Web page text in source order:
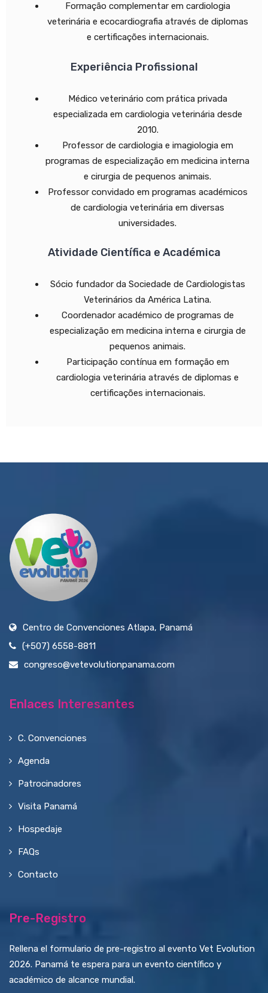
Formação complementar em cardiologia
veterinária e ecocardiografia através de diplomas
e certificações internacionais.
Experiência Profissional
Médico veterinário com prática privada
especializada em cardiologia veterinária desde
2010.
Professor de cardiologia e imagiologia em
programas de especialização em medicina interna
e cirurgia de pequenos animais.
Professor convidado em programas académicos
de cardiologia veterinária em diversas
universidades.
Atividade Científica e Académica
Sócio fundador da Sociedade de Cardiologistas
Veterinários da América Latina.
Coordenador académico de programas de
especialização em medicina interna e cirurgia de
pequenos animais.
Participação contínua em formação em
cardiologia veterinária através de diplomas e
certificações internacionais.
Centro de Convenciones Atlapa, Panamá
(+507) 6558-8811
congreso@vetevolutionpanama.com
Enlaces Interesantes
C. Convenciones
Agenda
Patrocinadores
Visita Panamá
Hospedaje
FAQs
Contacto
Pre-Registro
Rellena el formulario de pre-registro al evento Vet Evolution
2026. Panamá te espera para un evento científico y
académico de alcance mundial.